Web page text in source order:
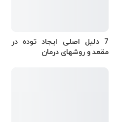
7 دلیل اصلی ایجاد توده در
مقعد و روشهای درمان